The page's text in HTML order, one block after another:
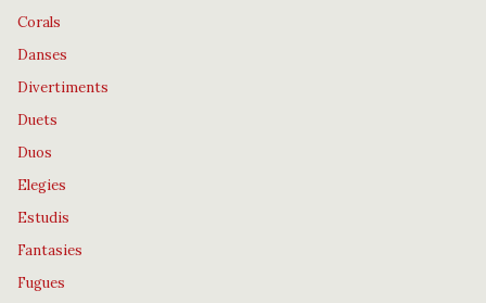
Corals
Danses
Divertiments
Duets
Duos
Elegies
Estudis
Fantasies
Fugues